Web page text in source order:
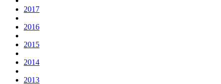
2017
2016
2015
2014
2013